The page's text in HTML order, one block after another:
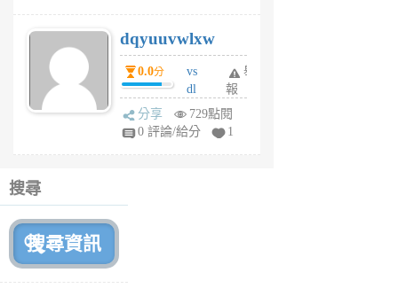
6
個
月
前
dqyuuvwlxw
0.0分
vs
dl
sq
fy
舉
報
分享
729點閱
0 評論/給分
1
搜尋